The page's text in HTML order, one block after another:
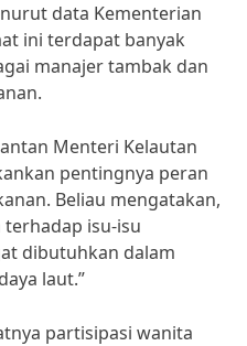
data Kementerian
ini terdapat banyak
manajer tambak dan
Menteri Kelautan
pentingnya peran
Beliau mengatakan,
terhadap isu-isu
dibutuhkan dalam
laut.”
partisipasi wanita